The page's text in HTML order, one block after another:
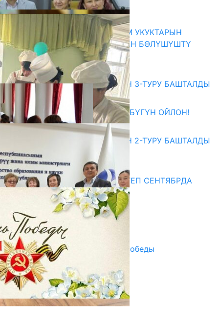
ҮЧҮН БОРБОР АЧЫЛДЫ
06.08.2026
КЫРГЫЗ ЭКСПЕРТТЕРИ АДАМ УКУКТАРЫН
ОКУТУУ ТАЖРЫЙБАСЫ МЕНЕН БӨЛҮШҮШТҮ
06.08.2026
Абитуриент
ЖОЖДОРГО КАБЫЛ АЛУУНУН 3-ТУРУ БАШТАЛДЫ
27.07.2026
ӨЗҮҢДҮН КЕЛЕЧЕГИҢ ҮЧҮН БҮГҮН ОЙЛОН!
20.07.2026
ЖОЖДОРГО КАБЫЛ АЛУУНУН 2-ТУРУ БАШТАЛДЫ
20.07.2026
Медиа
СУЗАКТА 750 ОРУНДУУ МЕКТЕП СЕНТЯБРДА
ПАЙДАЛАНУУГА БЕРИЛЕТ
07.08.2025
Улуу Жеңиштин жандуу сөзү
29.04.2025
Награды в преддверии Дня Победы
29.04.2025